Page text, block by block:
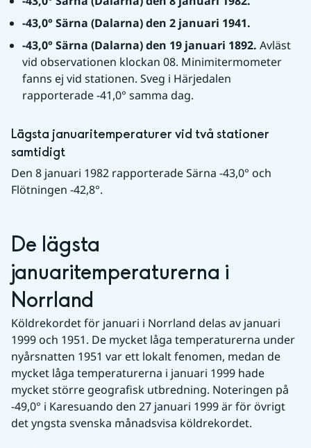
-43,0° Särna (Dalarna) den 2 januari 1941.
-43,0° Särna (Dalarna) den 19 januari 1892. Avläst
vid observationen klockan 08. Minimitermometer
fanns ej vid stationen. Sveg i Härjedalen
rapporterade -41,0° samma dag.
Lägsta januaritemperaturer vid två stationer
samtidigt
Den 8 januari 1982 rapporterade Särna -43,0° och
Flötningen -42,8°.
De lägsta
januaritemperaturerna i
Norrland
Köldrekordet för januari i Norrland delas av januari
1999 och 1951. De mycket låga temperaturerna under
nyårsnatten 1951 var ett lokalt fenomen, medan de
mycket låga temperaturerna i januari 1999 hade
mycket större geografisk utbredning. Noteringen på
-49,0° i Karesuando den 27 januari 1999 är för övrigt
det yngsta svenska månadsvisa köldrekordet.